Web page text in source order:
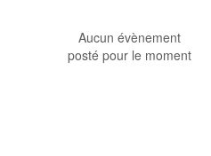
Aucun évènement
posté pour le moment